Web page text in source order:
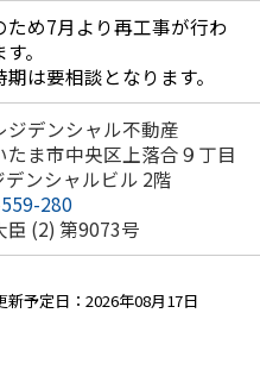
ため7月より再工事が行わ
。
は要相談となります。
ジデンシャル不動産
たま市中央区上落合９丁目
デンシャルビル 2階
280
臣 (2) 第9073号
予定日：2026年08月17日